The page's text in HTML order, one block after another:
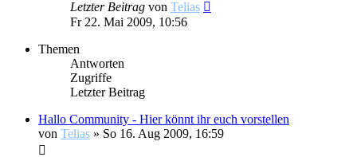
Letzter Beitrag von Telias
Fr 22. Mai 2009, 10:56
Themen
Antworten
Zugriffe
Letzter Beitrag
Hallo Community - Hier könnt ihr euch vorstellen
von Telias » So 16. Aug 2009, 16:59